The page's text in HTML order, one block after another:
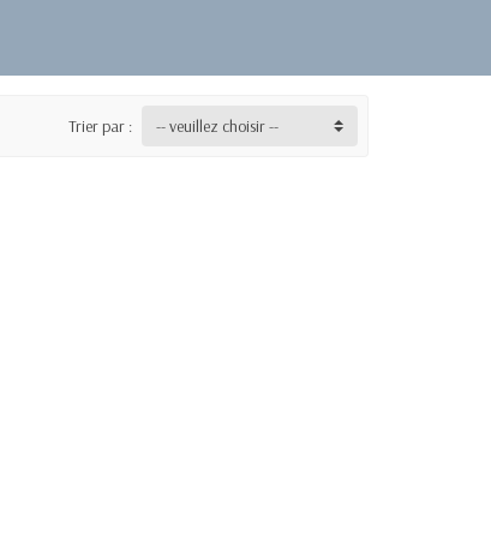
Trier par : -- veuillez choisir --